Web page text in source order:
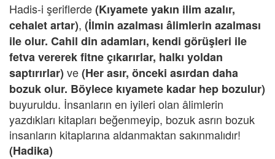
Hadis-i şeriflerde(Kıyamete yakın ilim azalır,
cehalet artar), (İlmin azalması âlimlerin azalması
ile olur. Cahil din adamları, kendi görüşleri ile
fetva vererek fitne çıkarırlar, halkı yoldan
saptırırlar) ve(Her asır, önceki asırdan daha
bozuk olur. Böylece kıyamete kadar hep bozulur)
buyuruldu. İnsanların en iyileri olan âlimlerin
yazdıkları kitapları beğenmeyip, bozuk asrın bozuk
insanların kitaplarına aldanmaktan sakınmalıdır!
(Hadika)